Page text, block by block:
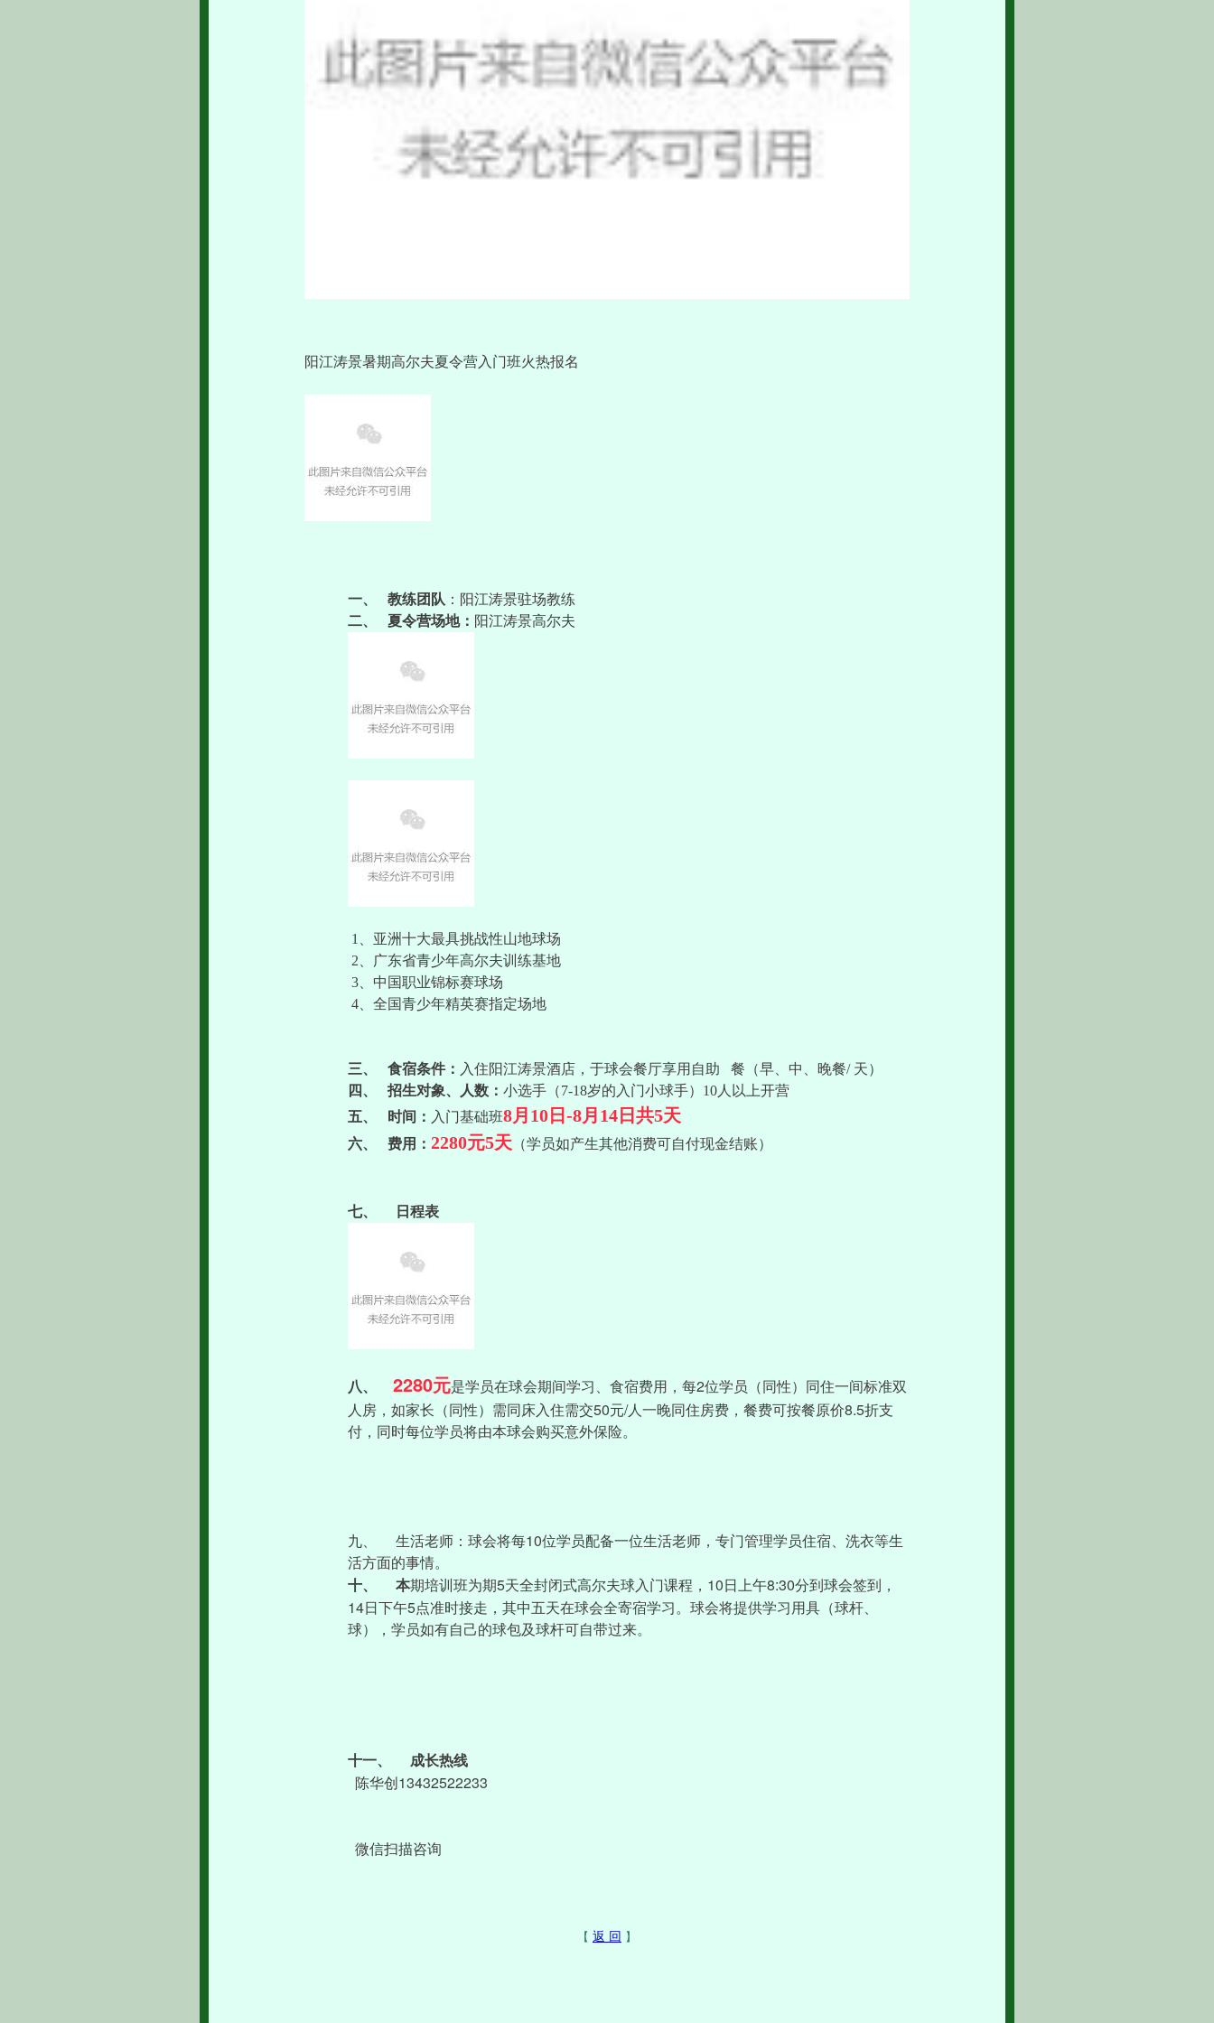
阳江涛景暑期高尔夫夏令营入门班火热报名
一、 教练团队 ：阳江涛景驻场教练
二、
夏令营场地： 阳江涛景高尔夫
1、 亚洲十大最具挑战性山地球场
2、
广东省青少年高尔夫训练基地
3、 中国职业锦标赛球场
4、 全国青少年精英赛指定场地
三、 食宿条件： 入住阳江涛景酒店，于球会餐厅享用自助 餐（早、中、晚餐/ 天）
四、
招生对象、人数： 小选手（7-18岁的入门小球手） 10人以上开营
五、
时间： 入门基础班8月10日-8月14日共5天
六、 费用： 2280元5天 （学员如产生其他消费可自付现金结账）
七、 日程表
八、 2280元是学员在球会期间学习、食宿费用，每2位学员（同性）同住一间标准双
人房，如家长（同性）需同床入住需交50元/人一晚同住房费，餐费可按餐原价8.5折支
付，同时每位学员将由本球会购买意外保险。
九、 生活老师：球会将每10位学员配备一位生活老师，专门管理学员住宿、洗衣等生
活方面的事情。
十、 本期培训班为期5天全封闭式高尔夫球入门课程， 10 日上午8:30分到球会签到，
14日下午5点准时接走，其中五天在球会全寄宿学习。球会将提供学习用具（球杆、
球），学员如有自己的球包及球杆可自带过来。
十一、
成长热线
陈华创 13432522233
微信扫描咨询
【 返 回 】